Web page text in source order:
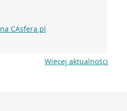
CAsfera.pl
Więcej aktualności